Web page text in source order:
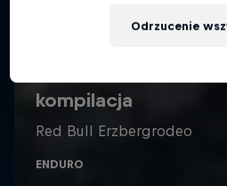
Odrzucenie